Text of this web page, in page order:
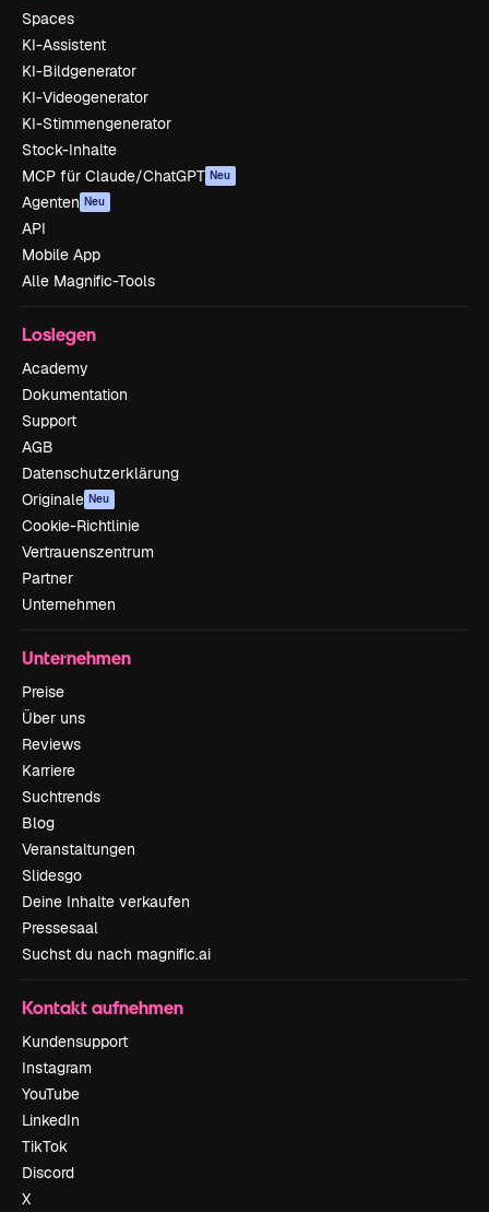
Spaces
KI-Assistent
KI-Bildgenerator
KI-Videogenerator
KI-Stimmengenerator
Stock-Inhalte
MCP für Claude/ChatGPT Neu
Agenten Neu
API
Mobile App
Alle Magnific-Tools
Loslegen
Academy
Dokumentation
Support
AGB
Datenschutzerklärung
Originale Neu
Cookie-Richtlinie
Vertrauenszentrum
Partner
Unternehmen
Unternehmen
Preise
Über uns
Reviews
Karriere
Suchtrends
Blog
Veranstaltungen
Slidesgo
Deine Inhalte verkaufen
Pressesaal
Suchst du nach magnific.ai
Kontakt aufnehmen
Kundensupport
Instagram
YouTube
LinkedIn
TikTok
Discord
X